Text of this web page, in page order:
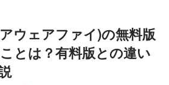
ウェアファイ)の無料版
とは？有料版との違い